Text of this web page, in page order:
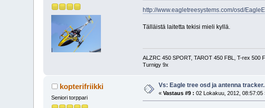
http://www.eagletreesystems.com/osd/
Tälläistä laitetta tekisi mieli kyllä.
ALZRC 450 SPORT, TAROT 450 FBL, T-rex 500
Turnigy 9x
kopterifriikki
Seniori torppari
Vs: Eagle tree osd ja antenna
«Vastaus #9 : 02 Lokakuu, 2012, 08:57:05